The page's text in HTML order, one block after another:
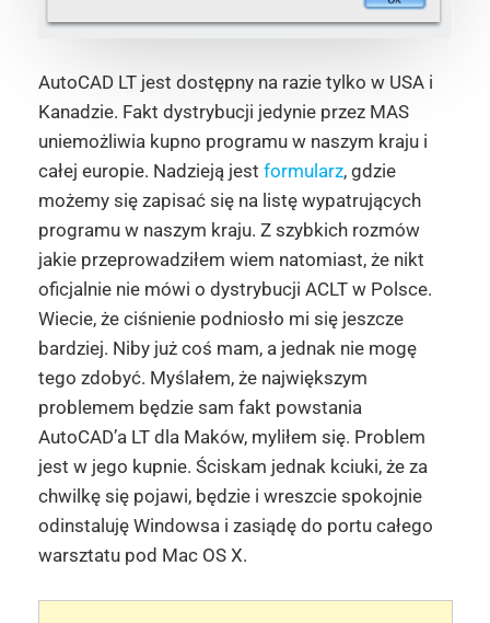
AutoCAD LT jest dostępny na razie tylko w USA i
Kanadzie. Fakt dystrybucji jedynie przez MAS
uniemożliwia kupno programu w naszym kraju i
całej europie. Nadzieją jest formularz, gdzie
możemy się zapisać się na listę wypatrujących
programu w naszym kraju. Z szybkich rozmów
jakie przeprowadziłem wiem natomiast, że nikt
oficjalnie nie mówi o dystrybucji ACLT w Polsce.
Wiecie, że ciśnienie podniosło mi się jeszcze
bardziej. Niby już coś mam, a jednak nie mogę
tego zdobyć. Myślałem, że największym
problemem będzie sam fakt powstania
AutoCAD’a LT dla Maków, myliłem się. Problem
jest w jego kupnie. Ściskam jednak kciuki, że za
chwilkę się pojawi, będzie i wreszcie spokojnie
odinstaluję Windowsa i zasiądę do portu całego
warsztatu pod Mac OS X.